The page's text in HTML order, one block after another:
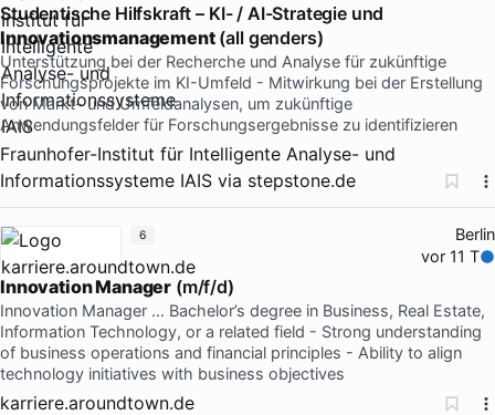
Studentische Hilfskraft – KI- / AI-Strategie und
Innovationsmanagement(all genders)
Unterstützung bei der Recherche und Analyse für zukünftige
Forschungsprojekte im KI-Umfeld - Mitwirkung bei der Erstellung
von Markt- und Umfeldanalysen, um zukünftige
Anwendungsfelder für Forschungsergebnisse zu identifizieren
Fraunhofer-Institut für Intelligente Analyse- und
Informationssysteme IAIS via stepstone.de
Berlin
vor 11 T
Innovation Manager (m/f/d)
Innovation Manager … Bachelor’s degree in Business, Real Estate,
Information Technology, or a related field - Strong understanding
of business operations and financial principles - Ability to align
technology initiatives with business objectives
karriere.aroundtown.de
6